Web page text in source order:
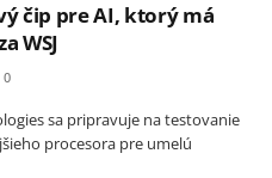
čip pre AI, ktorý má
WSJ
0
sa pripravuje na testovanie
procesora pre umelú